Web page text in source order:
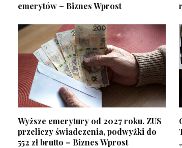
emerytów – Biznes Wprost
Wyższe emerytury od 2027 roku. ZUS
przeliczy świadczenia, podwyżki do
552 zł brutto – Biznes Wprost